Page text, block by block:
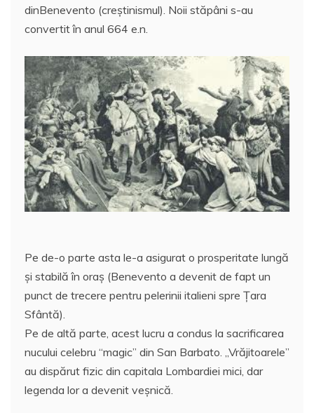
dinBenevento (creştinismul). Noii stăpâni s-au
convertit în anul 664 e.n.
Pe de-o parte asta le-a asigurat o prosperitate lungă
şi stabilă în oraş (Benevento a devenit de fapt un
punct de trecere pentru pelerinii italieni spre Ţara
Sfântă).
Pe de altă parte, acest lucru a condus la sacrificarea
nucului celebru “magic” din San Barbato. „Vrăjitoarele”
au dispărut fizic din capitala Lombardiei mici, dar
legenda lor a devenit veşnică.